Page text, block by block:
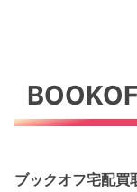
ブックオフ宅配買